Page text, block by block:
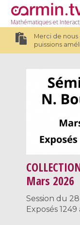
Mathématiqueset
Merci de nous
puissions
Mars 2026
Session du
Exposés 1249